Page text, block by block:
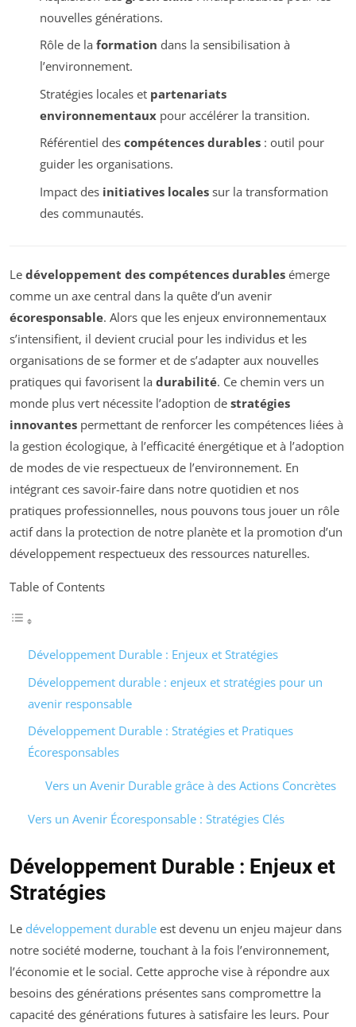
nouvelles générations.
Rôle de la formation dans la sensibilisation à
l’environnement.
Stratégies locales et partenariats
environnementauxpour accélérer la transition.
Référentiel des compétences durables: outil pour
guider les organisations.
Impact des initiatives localessur la transformation
des communautés.
Le développement des compétences durables émerge
comme un axe central dans la quête d’un avenir
écoresponsable. Alors que les enjeux environnementaux
s’intensifient, il devient crucial pour les individus et les
organisations de se former et de s’adapter aux nouvelles
pratiques qui favorisent la durabilité. Ce chemin vers un
monde plus vert nécessite l’adoption de stratégies
innovantes permettant de renforcer les compétences liées à
la gestion écologique, à l’efficacité énergétique et à l’adoption
de modes de vie respectueux de l’environnement. En
intégrant ces savoir-faire dans notre quotidien et nos
pratiques professionnelles, nous pouvons tous jouer un rôle
actif dans la protection de notre planète et la promotion d’un
développement respectueux des ressources naturelles.
Table of Contents
Développement Durable : Enjeux et Stratégies
Développement durable : enjeux et stratégies pour un
avenir responsable
Développement Durable : Stratégies et Pratiques
Écoresponsables
Vers un Avenir Durable grâce à des Actions Concrètes
Vers un Avenir Écoresponsable : Stratégies Clés
Développement Durable : Enjeux et
Stratégies
Le développement durable est devenu un enjeu majeur dans
notre société moderne, touchant à la fois l’environnement,
l’économie et le social. Cette approche vise à répondre aux
besoins des générations présentes sans compromettre la
capacité des générations futures à satisfaire les leurs. Pour